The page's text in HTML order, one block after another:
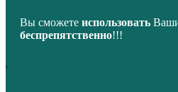
Вы сможете использовать
беспрепятственно!!!